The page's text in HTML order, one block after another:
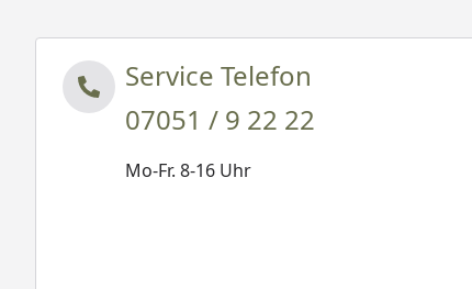
Service Telefon
07051 / 9 22 22
Mo-Fr. 8-16 Uhr